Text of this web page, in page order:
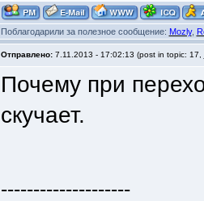
Поблагодарили за полезное сообщение: Mozly,
Отправлено: 7.11.2013 - 17:02:13 (post in topic: 17,
Почему при
скучает.
--------------------